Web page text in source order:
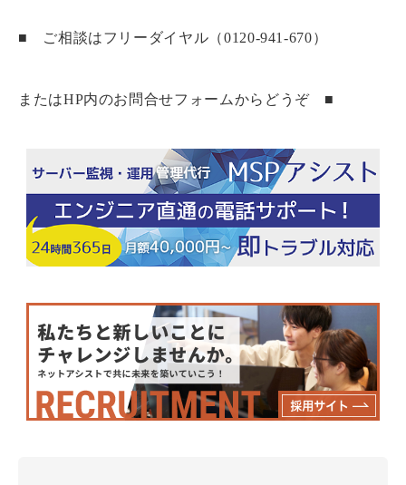
■ ご相談はフリーダイヤル（0120-941-670）
またはHP内のお問合せフォームからどうぞ ■